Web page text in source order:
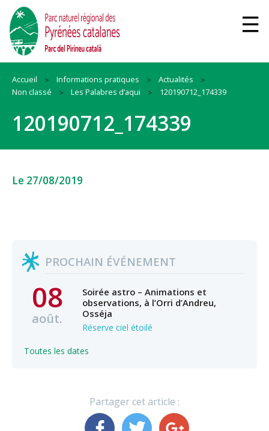
Accueil Informations pratiques
Actualités
Non classé
Les Palabres d’aqui 120190712_174339
120190712_174339
Le 27/08/2019
PROCHAIN ÉVÉNEMENT
08
août.
Soirée astro – Animations et
observations, à l’Orri d’Andreu,
Osséja
Réserve ciel étoilé
Toutes les dates
Partager cet article :